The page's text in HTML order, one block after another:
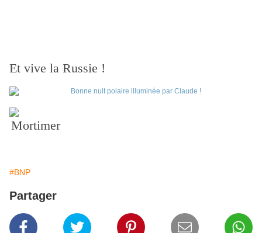
Et vive la Russie !
Mortimer
#BNP
Partager